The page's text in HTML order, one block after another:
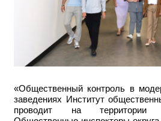
«Общественный контроль в
заведениях Институт
проводит на территории